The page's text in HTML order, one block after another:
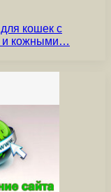
кошек с
и кожными…